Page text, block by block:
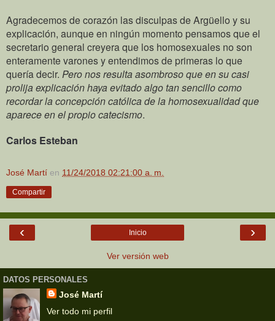
Agradecemos de corazón las disculpas de Argüello y su
explicación, aunque en ningún momento pensamos que el
secretario general creyera que los homosexuales no son
enteramente varones y entendimos de primeras lo que
quería decir. Pero nos resulta asombroso que en su casi
prolija explicación haya evitado algo tan sencillo como
recordar la concepción católica de la homosexualidad que
aparece en el propio catecismo.
Carlos Esteban
José Martí en 11/24/2018 02:21:00 a. m.
Compartir
‹ ›
Inicio
Ver versión web
DATOS PERSONALES
José Martí
Ver todo mi perfil